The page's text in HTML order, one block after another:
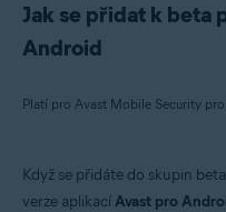
Jak se přidat k beta
Android
Produkty:
Když se přidáte do skupin
verze aplikacíAvast pro